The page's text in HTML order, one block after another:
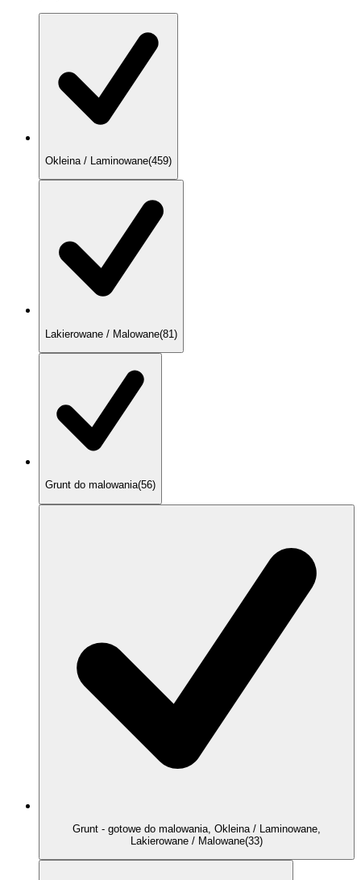
Okleina / Laminowane(459)
Lakierowane / Malowane(81)
Grunt do malowania(56)
Grunt - gotowe do malowania, Okleina / Laminowane,
Lakierowane / Malowane(33)